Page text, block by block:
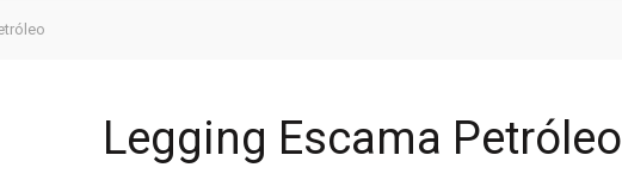
Legging Escama Petróleo